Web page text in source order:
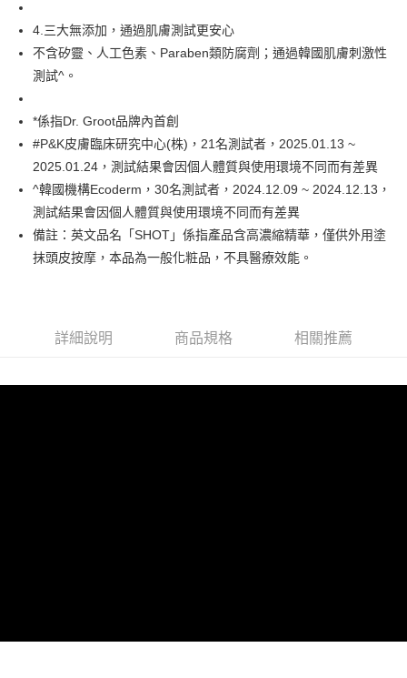
客戶支援中心」https://netprotections.freshdesk.com/support/home
１．透過由恩沛科技股份有限公司提供之「AFTEE先享後付」服務完成之交
易，需依本服務之必要範圍內提供個人資料，並將交易相關給付款項請求債
權轉讓予恩沛科技股份有限公司。
２．關於個人資料處理事宜，請瀏覽以下網址：
https://aftee.tw/terms/#terms3
３．未成年的使用者請事先徵得法定代理人或監護人之同意方可使用
「AFTEE先享後付」，若未經同意申辦者引起之損失，本公司不負相關責
任。
４．使用「AFTEE先享後付」時，將依據個別帳號之用戶狀況，依本公司即
時審查核予不同之上限額度；若仍有額度不足之情形，本公司將視審查結果
５．嚴禁一人註冊多個帳號或使用他人資訊註冊。若發現惡意使用之情形，
4.三大無添加，通過肌膚測試更安心
不含矽靈、人工色素、Paraben類防腐劑；通過韓國肌膚刺激性
測試^。
*係指Dr. Groot品牌內首創
#P&K皮膚臨床研究中心(株)，21名測試者，2025.01.13 ~
2025.01.24，測試結果會因個人體質與使用環境不同而有差異
^韓國機構Ecoderm，30名測試者，2024.12.09 ~ 2024.12.13，
測試結果會因個人體質與使用環境不同而有差異
備註：英文品名「SHOT」係指產品含高濃縮精華，僅供外用塗
抹頭皮按摩，本品為一般化粧品，不具醫療效能。
詳細說明 商品規格 相關推薦